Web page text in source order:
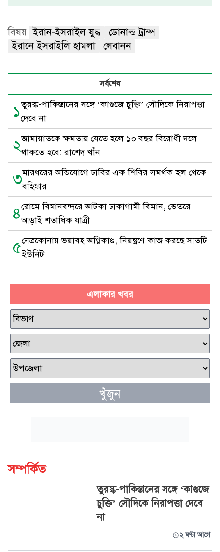
বিষয়: ইরান-ইসরাইল যুদ্ধ
ডোনাল্ড ট্রাম্প
ইরানে ইসরাইলি হামলা
লেবানন
সর্বশেষ
১তুরস্ক-পাকিস্তানের সঙ্গে ‘কাগুজে চুক্তি’ সৌদিকে নিরাপত্তা
দেবে না
২জামায়াতকে ক্ষমতায় যেতে হলে ১০ বছর বিরোধী দলে
থাকতে হবে: রাশেদ খাঁন
৩মারধরের অভিযোগে ঢাবির এক শিবির সমর্থক হল থেকে
বহিষ্কার
৪রোমে বিমানবন্দরে আটকা ঢাকাগামী বিমান, ভেতরে
আড়াই শতাধিক যাত্রী
৫নেত্রকোনায় ভয়াবহ অগ্নিকাণ্ড, নিয়ন্ত্রণে কাজ করছে সাতটি
ইউনিট
এলাকার খবর
খুঁজুন
সম্পর্কিত
তুরস্ক-পাকিস্তানের সঙ্গে ‘কাগুজে
চুক্তি’ সৌদিকে নিরাপত্তা দেবে
না
২ ঘণ্টা আগে